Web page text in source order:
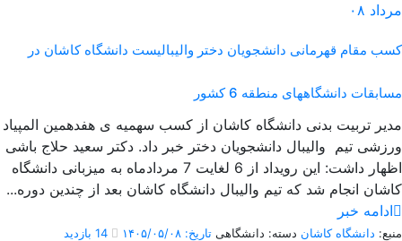
۰۸ مرداد
کسب مقام قهرمانی دانشجویان دختر والیبالیست دانشگاه کاشان در
مسابقات دانشگاههای منطقه 6 کشور
مدیر تربیت بدنی دانشگاه کاشان از کسب سهمیه ی هفدهمین المپیاد
ورزشی تیم والیبال دانشجویان دختر خبر داد. دکتر سعید حلاج باشی
اظهار داشت: این رویداد از 6 لغایت 7 مردادماه به میزبانی دانشگاه
کاشان انجام شد که تیم والیبال دانشگاه کاشان بعد از چندین دوره...
ادامه خبر
منبع: دانشگاه کاشان دسته: دانشگاهی تاریخ: ۱۴۰۵/۰۵/۰۸